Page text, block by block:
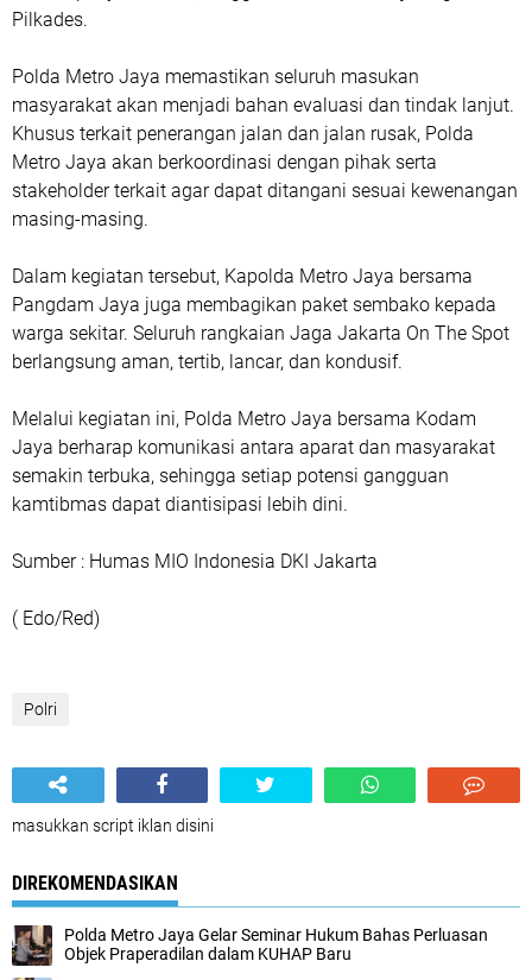
Pilkades.
Polda Metro Jaya memastikan seluruh masukan
masyarakat akan menjadi bahan evaluasi dan tindak lanjut.
Khusus terkait penerangan jalan dan jalan rusak, Polda
Metro Jaya akan berkoordinasi dengan pihak serta
stakeholder terkait agar dapat ditangani sesuai kewenangan
masing-masing.
Dalam kegiatan tersebut, Kapolda Metro Jaya bersama
Pangdam Jaya juga membagikan paket sembako kepada
warga sekitar. Seluruh rangkaian Jaga Jakarta On The Spot
berlangsung aman, tertib, lancar, dan kondusif.
Melalui kegiatan ini, Polda Metro Jaya bersama Kodam
Jaya berharap komunikasi antara aparat dan masyarakat
semakin terbuka, sehingga setiap potensi gangguan
kamtibmas dapat diantisipasi lebih dini.
Sumber : Humas MIO Indonesia DKI Jakarta
( Edo/Red)
Polri
masukkan script iklan disini
DIREKOMENDASIKAN
Polda Metro Jaya Gelar Seminar Hukum Bahas Perluasan
Objek Praperadilan dalam KUHAP Baru